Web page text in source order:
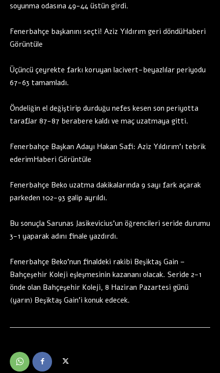
soyunma odasına 49-44 üstün girdi.
Fenerbahçe başkanını seçti! Aziz Yıldırım geri döndüHaberi
Görüntüle
Üçüncü çeyrekte farkı koruyan lacivert-beyazlılar periyodu
67-63 tamamladı.
Öndeliğin el değiştirip durduğu nefes kesen son periyotta
taraflar 87-87 berabere kaldı ve maç uzatmaya gitti.
Fenerbahçe Başkan Adayı Hakan Safi: Aziz Yıldırım’ı tebrik
ederimHaberi Görüntüle
Fenerbahçe Beko uzatma dakikalarında 9 sayı fark açarak
parkeden 102-93 galip ayrıldı.
Bu sonuçla Sarunas Jasikevicius’un öğrencileri seride durumu
3-1 yaparak adını finale yazdırdı.
Fenerbahçe Beko’nun finaldeki rakibi Beşiktaş Gain –
Bahçeşehir Koleji eşleşmesinin kazananı olacak. Seride 2-1
önde olan Bahçeşehir Koleji, 8 Haziran Pazartesi günü
(yarın) Beşiktaş Gain’i konuk edecek.